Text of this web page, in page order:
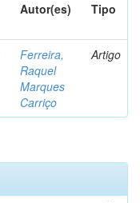
Autor(es) Tipo
Ferreira,
Raquel
Marques
Carriço
Artigo